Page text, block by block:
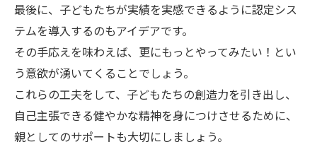
最後に、子どもたちが実績を実感できるように認定シス
テムを導入するのもアイデアです。
その手応えを味わえば、更にもっとやってみたい！とい
う意欲が湧いてくることでしょう。
これらの工夫をして、子どもたちの創造力を引き出し、
自己主張できる健やかな精神を身につけさせるために、
親としてのサポートも大切にしましょう。